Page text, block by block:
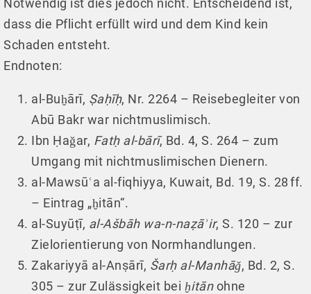
Notwendig ist dies jedoch nicht. Entscheidend ist,
dass die Pflicht erfüllt wird und dem Kind kein
Schaden entsteht.
Endnoten:
al-Buḫārī, Ṣaḥīḥ, Nr. 2264 – Reisebegleiter von
Abū Bakr war nichtmuslimisch.
Ibn Ḥaǧar, Fatḥ al-bārī, Bd. 4, S. 264 – zum
Umgang mit nichtmuslimischen Dienern.
al-Mawsūʿa al-fiqhiyya, Kuwait, Bd. 19, S. 28 ff.
– Eintrag „ḫitān“.
al-Suyūṭī, al-Ašbāh wa-n-naẓāʾir, S. 120 – zur
Zielorientierung von Normhandlungen.
Zakariyyā al-Anṣārī, Šarḥ al-Manhāǧ, Bd. 2, S.
305 – zur Zulässigkeit bei ḫitānohne